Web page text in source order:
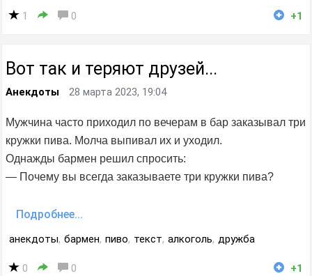
1 0 +1
Вот так и теряют друзей...
Анекдоты 28 марта 2023, 19:04
Мужчина часто приходил по вечерам в бар заказывал три
кружки пива. Молча выпивал их и уходил.
Однажды бармен решил спросить:
— Почему вы всегда заказываете три кружки пива?
Подробнее...
анекдоты, бармен, пиво, текст, алкоголь, дружба
0 0 +1